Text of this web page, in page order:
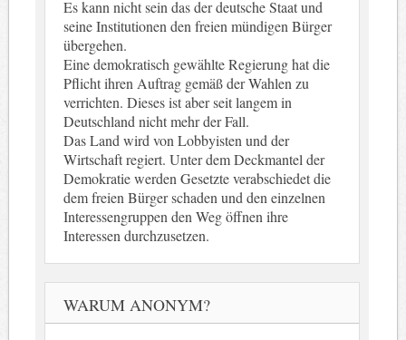
Es kann nicht sein das der deutsche Staat und
seine Institutionen den freien mündigen Bürger
übergehen.
Eine demokratisch gewählte Regierung hat die
Pflicht ihren Auftrag gemäß der Wahlen zu
verrichten. Dieses ist aber seit langem in
Deutschland nicht mehr der Fall.
Das Land wird von Lobbyisten und der
Wirtschaft regiert. Unter dem Deckmantel der
Demokratie werden Gesetzte verabschiedet die
dem freien Bürger schaden und den einzelnen
Interessengruppen den Weg öffnen ihre
Interessen durchzusetzen.
WARUM ANONYM?